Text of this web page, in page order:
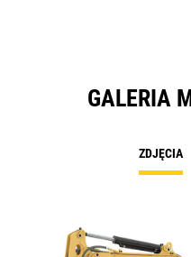
GALERIA
ZDJĘCIA